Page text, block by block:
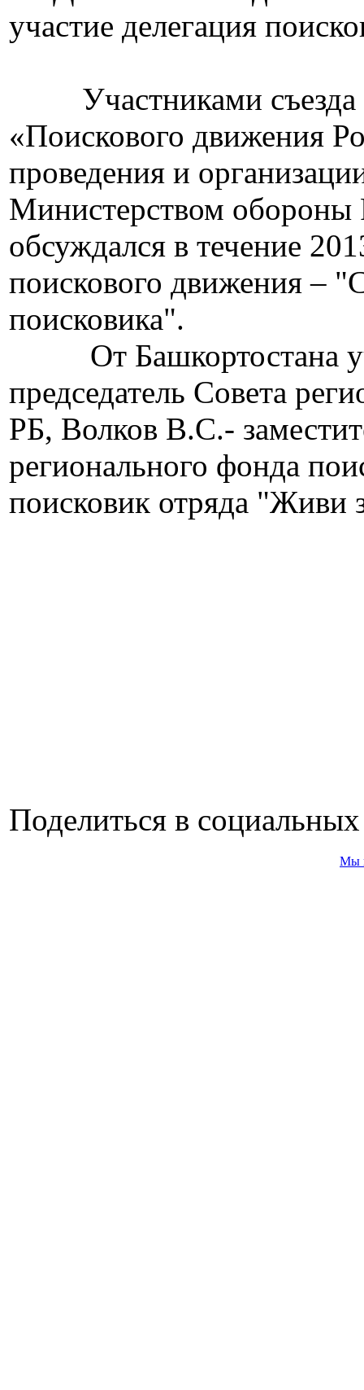
участие делегация
Участниками съезда
«Поискового движения
проведения и
Министерством обороны
обсуждался в течение
поискового движения –
поисковика".
От Башкортостана
председатель Совета
РБ, Волков В.С.-
регионального фонда
поисковик отряда "Живи
Поделиться в социальных
Мы